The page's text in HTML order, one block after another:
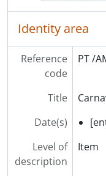
[Item]
[Item]
[Item]
[Item]
[Item]
Identity area
Reference
code
PT /
Title
Date(s)
Level of
description
Item